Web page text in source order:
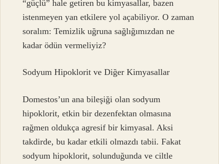
“güçlü” hale getiren bu kimyasallar, bazen
istenmeyen yan etkilere yol açabiliyor. O zaman
soralım: Temizlik uğruna sağlığımızdan ne
kadar ödün vermeliyiz?
Sodyum Hipoklorit ve Diğer Kimyasallar
Domestos’un ana bileşiği olan sodyum
hipoklorit, etkin bir dezenfektan olmasına
rağmen oldukça agresif bir kimyasal. Aksi
takdirde, bu kadar etkili olmazdı tabii. Fakat
sodyum hipoklorit, solunduğunda ve ciltle